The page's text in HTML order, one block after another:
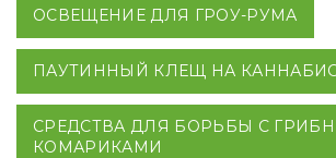
ОСВЕЩЕНИЕ ДЛЯ ГРОУ-РУМА
ПАУТИННЫЙ КЛЕЩ НА
СРЕДСТВА ДЛЯ БОРЬБЫ С
КОМАРИКАМИ